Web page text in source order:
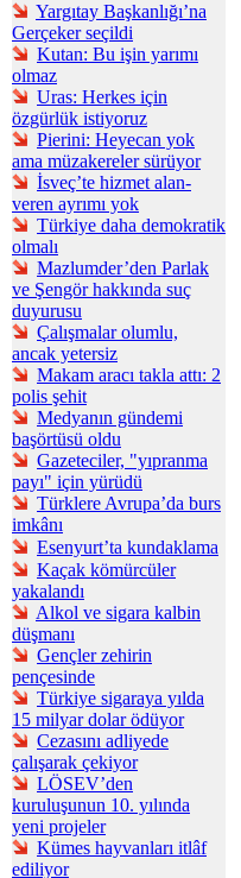
Yargıtay Başkanlığı’na
Gerçeker seçildi
Kutan: Bu işin yarımı
olmaz
Uras: Herkes için
özgürlük istiyoruz
Pierini: Heyecan yok
ama müzakereler sürüyor
İsveç’te hizmet alan-
veren ayrımı yok
Türkiye daha demokratik
olmalı
Mazlumder’den Parlak
ve Şengör hakkında suç
duyurusu
Çalışmalar olumlu,
ancak yetersiz
Makam aracı takla attı: 2
polis şehit
Medyanın gündemi
başörtüsü oldu
Gazeteciler, "yıpranma
payı" için yürüdü
Türklere Avrupa’da burs
imkânı
Esenyurt’ta kundaklama
Kaçak kömürcüler
yakalandı
Alkol ve sigara kalbin
düşmanı
Gençler zehirin
pençesinde
Türkiye sigaraya yılda
15 milyar dolar ödüyor
Cezasını adliyede
çalışarak çekiyor
LÖSEV’den
kuruluşunun 10. yılında
yeni projeler
Kümes hayvanları itlâf
ediliyor